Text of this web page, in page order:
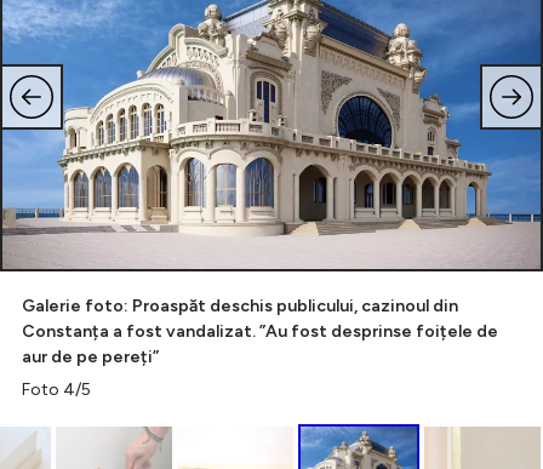
Exclusiv
Intră în cont
Galerie foto: Proaspăt deschis publicului, cazinoul din
Constanța a fost vandalizat. ”Au fost desprinse foițele de
aur de pe pereți”
Foto 4/5